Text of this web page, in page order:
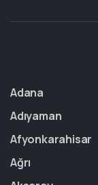
Adana
Adıyaman
Afyonkarahisar
Ağrı